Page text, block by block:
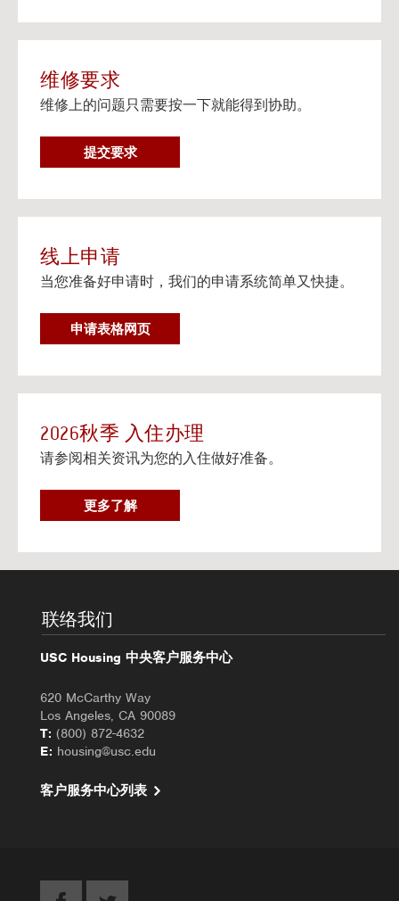
Gateway apartments 将在(UHR)住房续约程序中可
用。
流媒体服务
在个人设备上观看流媒体电视
邮寄信息以及楼宇地址
阅读更多
维修要求
维修上的问题只需要按一下就能得到协助。
提交要求维
修
线上申请
当您准备好申请时，我们的申请系统简单又快捷。
申请表格网页
2026秋季 入住办理
请参阅相关资讯为您的入住做好准备。
更多了解2
0
办
理
联络我们
USC Housing 中央客户服务中心
620 McCarthy Way
Los Angeles, CA 90089
T: (800) 872-4632
E: housing@usc.edu
客户服务中心列表